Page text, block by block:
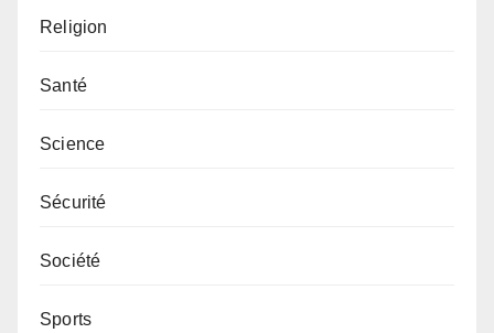
Religion
Santé
Science
Sécurité
Société
Sports